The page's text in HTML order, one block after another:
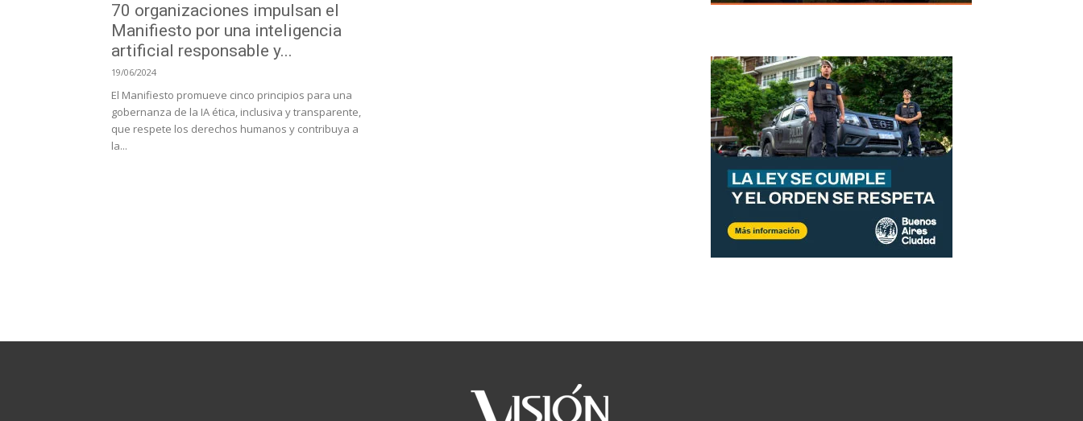
70 organizaciones impulsan el
Manifiesto por una inteligencia
artificial responsable y...
19/06/2024
El Manifiesto promueve cinco principios para una
gobernanza de la IA ética, inclusiva y transparente,
que respete los derechos humanos y contribuya a
la...